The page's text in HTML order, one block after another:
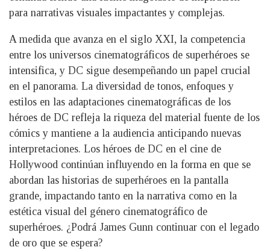
para narrativas visuales impactantes y complejas.
A medida que avanza en el siglo XXI, la competencia
entre los universos cinematográficos de superhéroes se
intensifica, y DC sigue desempeñando un papel crucial
en el panorama. La diversidad de tonos, enfoques y
estilos en las adaptaciones cinematográficas de los
héroes de DC refleja la riqueza del material fuente de los
cómics y mantiene a la audiencia anticipando nuevas
interpretaciones. Los héroes de DC en el cine de
Hollywood continúan influyendo en la forma en que se
abordan las historias de superhéroes en la pantalla
grande, impactando tanto en la narrativa como en la
estética visual del género cinematográfico de
superhéroes. ¿Podrá James Gunn continuar con el legado
de oro que se espera?